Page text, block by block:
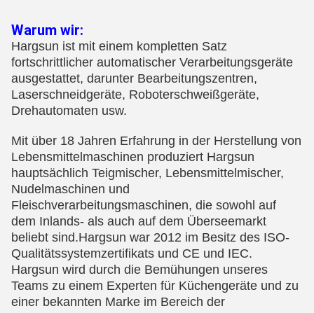
Warum wir:
Hargsun ist mit einem kompletten Satz
fortschrittlicher automatischer Verarbeitungsgeräte
ausgestattet, darunter Bearbeitungszentren,
Laserschneidgeräte, Roboterschweißgeräte,
Drehautomaten usw.
Mit über 18 Jahren Erfahrung in der Herstellung von
Lebensmittelmaschinen produziert Hargsun
hauptsächlich Teigmischer, Lebensmittelmischer,
Nudelmaschinen und
Fleischverarbeitungsmaschinen, die sowohl auf
dem Inlands- als auch auf dem Überseemarkt
beliebt sind.Hargsun war 2012 im Besitz des ISO-
Qualitätssystemzertifikats und CE und IEC.
Hargsun wird durch die Bemühungen unseres
Teams zu einem Experten für Küchengeräte und zu
einer bekannten Marke im Bereich der